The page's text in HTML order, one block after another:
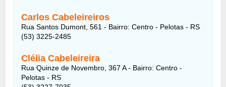
Carlos Cabeleireiros
Rua Santos Dumont, 561 - Bairro: Centro - Pelotas - RS
(53) 3225-2485
Clélia Cabeleireira
Rua Quinze de Novembro, 367 A - Bairro: Centro -
Pelotas - RS